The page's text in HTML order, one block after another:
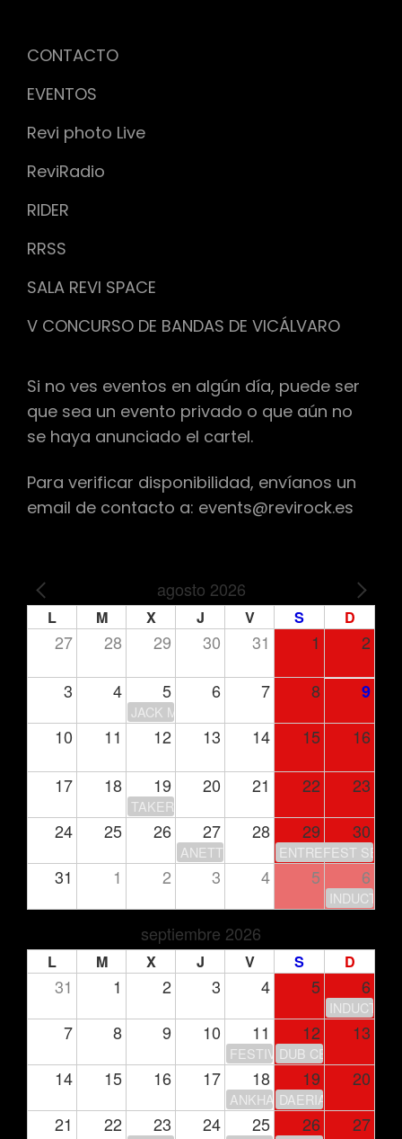
CONTACTO
EVENTOS
Revi photo Live
ReviRadio
RIDER
RRSS
SALA REVI SPACE
V CONCURSO DE BANDAS DE VICÁLVARO
Si no ves eventos en algún día, puede ser
que sea un evento privado o que aún no
se haya anunciado el cartel.
Para verificar disponibilidad, envíanos un
email de contacto a: events@revirock.es
agosto 2026 NEXT
L M X J V S D
27 28 29 30 31 1 2
3 4 5 6 7 8 9
JACK MOORE
10 11 12 13 14 15 16
17 18 19 20 21 22 23
TAKERU’S CLUB HOUSE
24 25 26 27 28 29 30
ANETTE OLZON ENTREFEST
31 1 2 3 4 5 6
INDUCTION
septiembre 2026
L M X J V S D
31 1 2 3 4 5 6
INDUCTION
7 8 9 10 11 12 13
FESTIVAL DE LA LUNA
DUB CENTER
14 15 16 17 18 19 20
ANKHARA – GIRA 30
DAERIA
21 22 23 24 25 26 27